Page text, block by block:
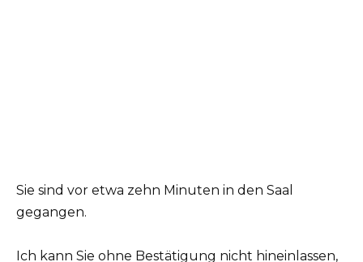
Sie sind vor etwa zehn Minuten in den Saal
gegangen.
Ich kann Sie ohne Bestätigung nicht hineinlassen,